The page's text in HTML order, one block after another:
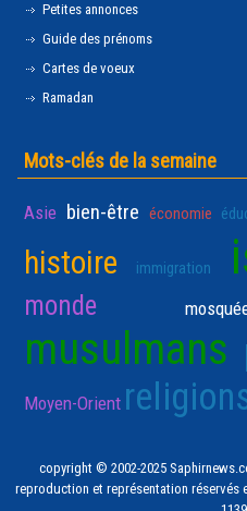
Petites annonces
Guide des prénoms
Cartes de voeux
Ramadan
Mots-clés de la semaine
Asie bien-être économie
histoire immigration
monde
musulmans
Moyen-Orient
copyright © 2002-2025
reproduction et représentation réservés